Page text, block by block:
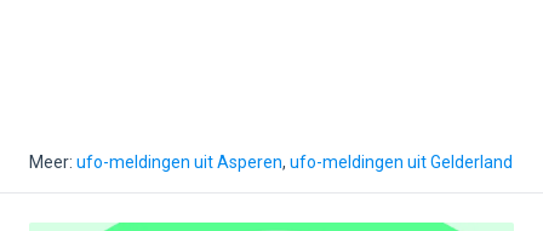
Meer: ufo-meldingen uit Asperen, ufo-meldingen uit Gelderland